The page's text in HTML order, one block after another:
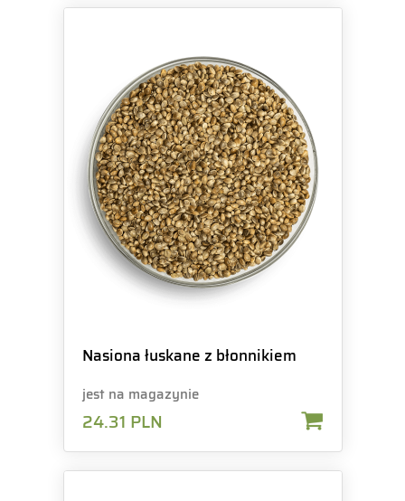
Nasiona łuskane z błonnikiem
jest na magazynie
24.31 PLN